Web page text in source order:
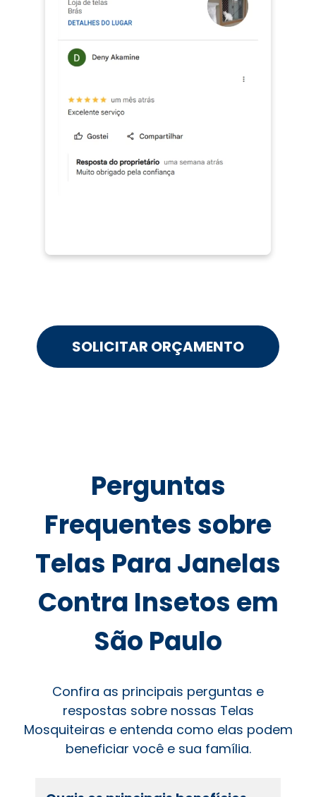
SOLICITAR ORÇAMENTO
Perguntas
Frequentes sobre
Telas Para Janelas
Contra Insetos em
São Paulo
Confira as principais perguntas e
respostas sobre nossas Telas
Mosquiteiras e entenda como elas podem
beneficiar você e sua família.